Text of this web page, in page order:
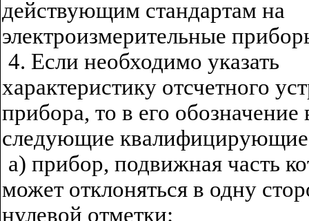
действующим стандартам на
электроизмерительные
4. Если необходимо указать
характеристику отсчетного
прибора, то в его
следующие
а) прибор, подвижная часть
может отклоняться в одну
нулевой отметки: